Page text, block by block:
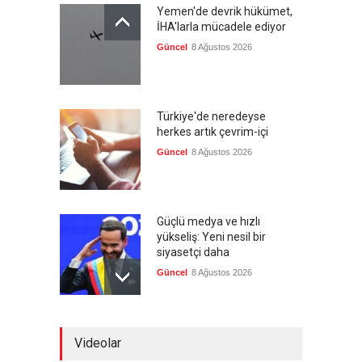
Yemen'de devrik hükümet,
İHA'larla mücadele ediyor
Güncel 8 Ağustos 2026
Türkiye'de neredeyse
herkes artık çevrim-içi
Güncel 8 Ağustos 2026
Güçlü medya ve hızlı
yükseliş: Yeni nesil bir
siyasetçi daha
Güncel 8 Ağustos 2026
Videolar